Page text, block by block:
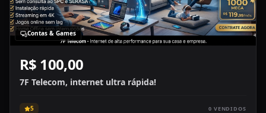
Contas & Games
R$ 100,00
7F Telecom, internet ultra rápida!
5 0 VENDIDOS